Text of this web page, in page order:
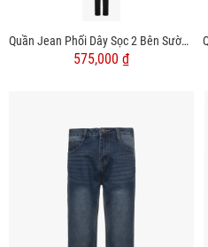
Quần Jean Phối Dây Sọc 2 Bên Sườn Form Straight Đen QJ133 Màu Đen
575,000 ₫